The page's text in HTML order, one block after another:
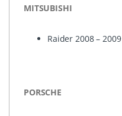
MITSUBISHI
Raider 2008 – 2009
PORSCHE